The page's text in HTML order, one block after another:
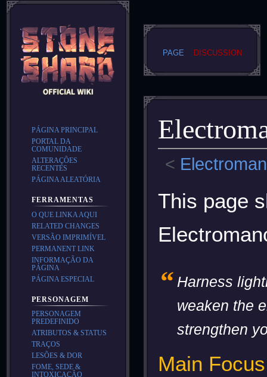
<
This page
“ Harness
weaken the
strengthen
Main
PAGE DISCUSSION
PÁGINA PRINCIPAL
PORTAL DA
COMUNIDADE
ALTERAÇÕES
RECENTES
PÁGINA ALEATÓRIA
FERRAMENTAS
O QUE LINKA AQUI
RELATED CHANGES
VERSÃO IMPRIMÍVEL
PERMANENT LINK
INFORMAÇÃO DA
PÁGINA
PÁGINA ESPECIAL
PERSONAGEM
PERSONAGEM
PREDEFINIDO
ATRIBUTOS & STATUS
TRAÇOS
LESÕES & DOR
FOME, SEDE &
INTOXICAÇÃO